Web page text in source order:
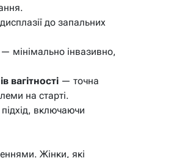
до запальних
— мінімально інвазивно,
вагітності — точна
на старті.
включаючи
Жінки, які